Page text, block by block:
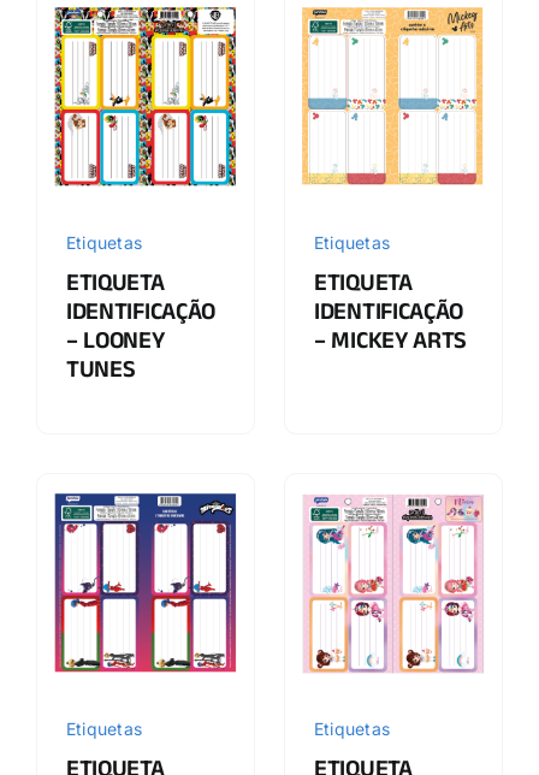
Etiquetas
ETIQUETA
IDENTIFICAÇÃO
– LOONEY
TUNES
Etiquetas
ETIQUETA
IDENTIFICAÇÃO
– MICKEY ARTS
Etiquetas Etiquetas